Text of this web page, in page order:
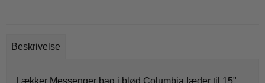
Beskrivelse
Lækker Messenger bag i blød Columbia læder til 15"